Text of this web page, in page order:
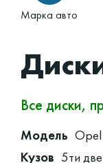
Марка авто
Все диски,
Модель Opel
Кузов 5ти